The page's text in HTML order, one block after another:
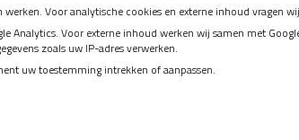
Voor analytische cookies en externe inhoud vragen
Voor externe inhoud werken wij samen met
zoals uw IP-adres verwerken.
uw toestemming intrekken of aanpassen.